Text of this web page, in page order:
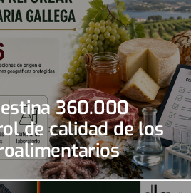
360.000
de calidad de los